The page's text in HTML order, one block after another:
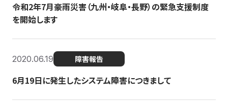
令和2年7月豪雨災害（九州・岐阜・長野）の緊急支援制度
を開始します
2020.06.19 障害報告
6月19日に発生したシステム障害につきまして